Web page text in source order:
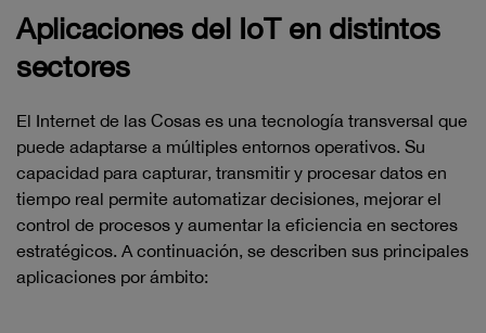
Aplicaciones del IoT en distintos
sectores
El Internet de las Cosas es una tecnología transversal que
puede adaptarse a múltiples entornos operativos. Su
capacidad para capturar, transmitir y procesar datos en
tiempo real permite automatizar decisiones, mejorar el
control de procesos y aumentar la eficiencia en sectores
estratégicos. A continuación, se describen sus principales
aplicaciones por ámbito: